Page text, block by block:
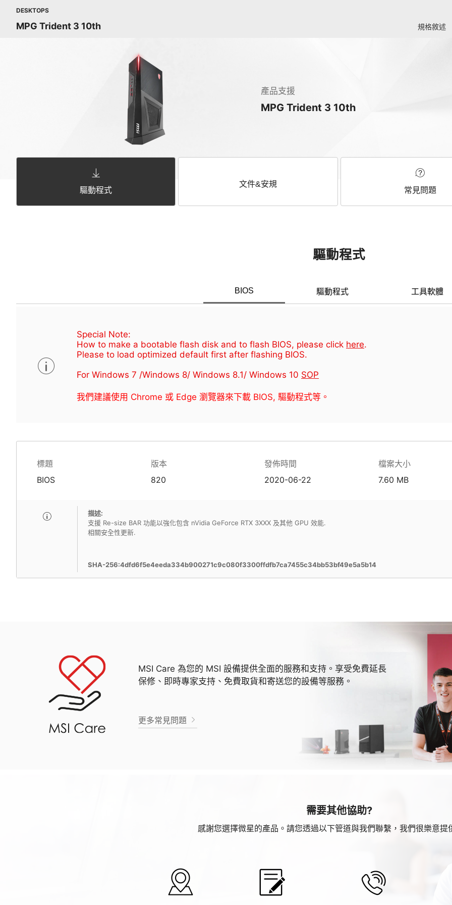
DESKTOPS
MPG Trident 3 10th 規格敘述
產品支援
MPG Trident 3 10th
驅動程式
文件&安規
常見問題
驅動程式
BIOS 驅動程式 工具軟體
Special Note:
How to make a bootable flash disk and to flash BIOS, please click here.
Please to load optimized default first after flashing BIOS.
For Windows 7 /Windows 8/ Windows 8.1/ Windows 10 SOP
我們建議使用 Chrome 或 Edge 瀏覽器來下載 BIOS, 驅動程式等。
標題 版本 發佈時間
檔案大小
BIOS
820 2020-06-22 7.60 MB
描述:
支援 Re-size BAR 功能以強化包含 nVidia GeForce RTX 3XXX 及其他 GPU 效能.
相關安全性更新.
SHA-256:4dfd6f5e4eeda334b900271c9c080f3300ffdfb7ca7455c34bb53bf49e5a5b14
MSI Care 為您的 MSI 設備提供全面的服務和支持。享受免費延長
保修、即時專家支持、免費取貨和寄送您的設備等服務。
更多常見問題
需要其他協助?
感謝您選擇微星的產品。請您透過以下管道與我們聯繫，我們很樂意提